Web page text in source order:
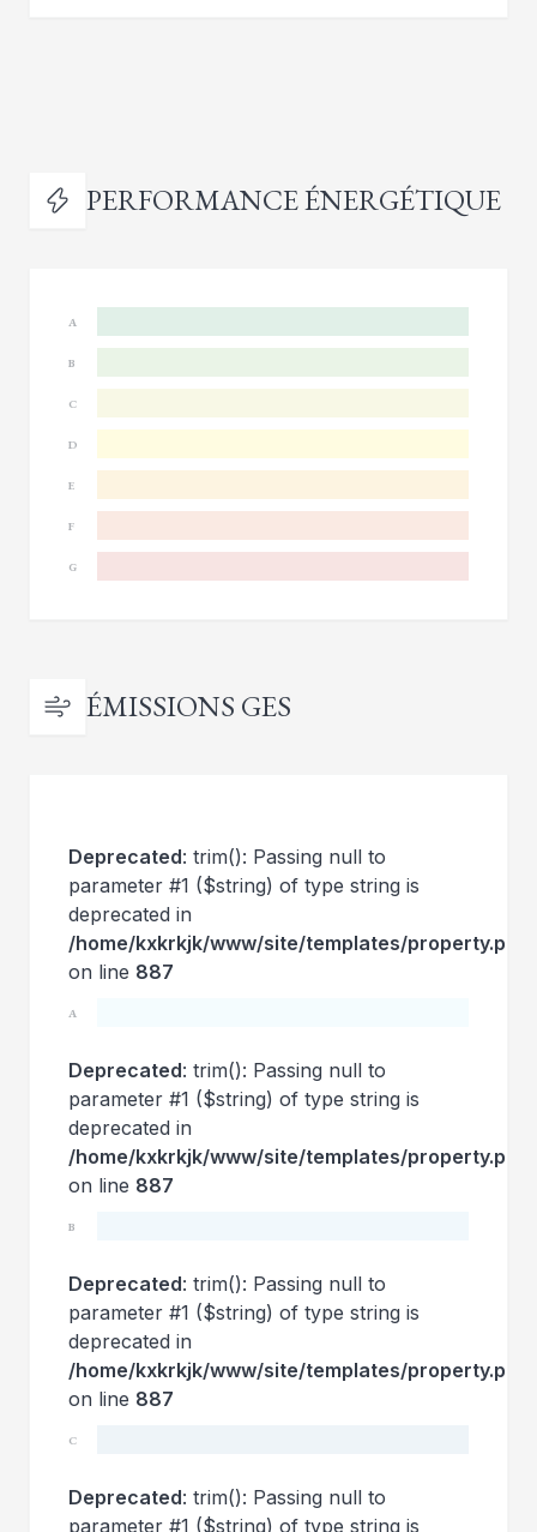
PERFORMANCE ÉNERGÉTIQUE
A
B
C
D
E
F
G
ÉMISSIONS GES
Deprecated: trim(): Passing null to
parameter #1 ($string) of type string is
deprecated in
/home/kxkrkjk/www/site/templates/property.php
on line 887
A
Deprecated: trim(): Passing null to
parameter #1 ($string) of type string is
deprecated in
/home/kxkrkjk/www/site/templates/property.php
on line 887
B
Deprecated: trim(): Passing null to
parameter #1 ($string) of type string is
deprecated in
/home/kxkrkjk/www/site/templates/property.php
on line 887
C
Deprecated: trim(): Passing null to
parameter #1 ($string) of type string is